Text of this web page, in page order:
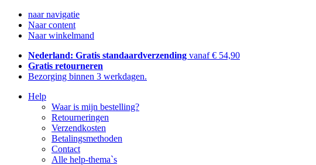
naar navigatie
Naar content
Naar winkelmand
Nederland: Gratis standaardverzending vanaf € 54,90
Gratis retourneren
Bezorging binnen 3 werkdagen.
Help
Waar is mijn bestelling?
Retourneringen
Verzendkosten
Betalingsmethoden
Contact
Alle help-thema`s